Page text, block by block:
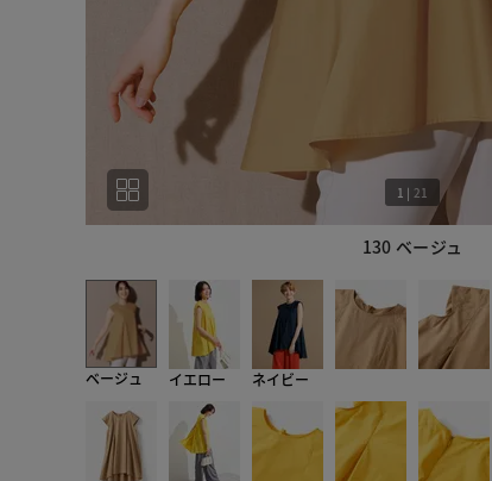
130 ベージュ
1 | 21
ベージュ イエロー ネイビー